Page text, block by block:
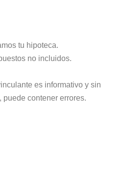
tu hipoteca.
no incluidos.
es informativo y sin
puede contener errores.